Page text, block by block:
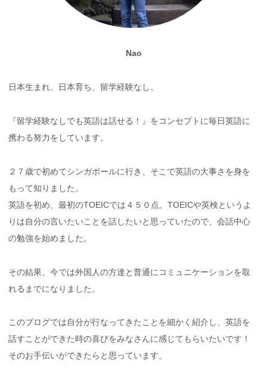
Nao
日本生まれ、日本育ち、留学経験なし。
『留学経験なしでも英語は話せる！』をコンセプトに毎日英語に
携わる努力をしています。
２７歳で初めてシンガポールに行き、そこで英語の大事さを身を
もって知りました。
英語を初め、最初のTOEICでは４５０点。TOEICや英検というよ
りは自分の言いたいことを話したいと思っていたので、会話中心
の勉強を始めました。
その結果、今では外国人の方達と普通にコミュニケーションを取
れるまでになりました。
このブログでは自分が行なってきたことを細かく紹介し、英語を
話すことができた時の喜びをみなさんに感じてもらいたいです！
そのお手伝いができたらと思っています。